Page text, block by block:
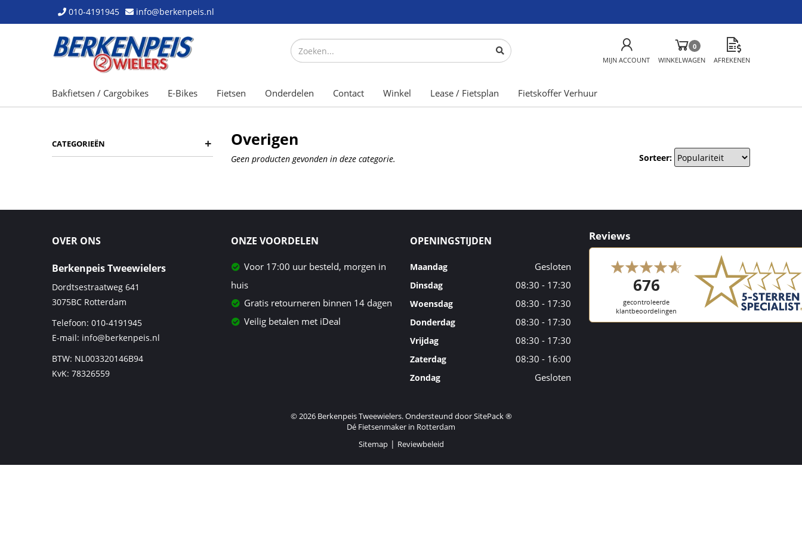
010-4191945 info@berkenpeis.nl
MIJN ACCOUNT
0
WINKELWAGEN
AFREKENEN
Bakfietsen / Cargobikes E-Bikes Fietsen Onderdelen Contact Winkel Lease / Fietsplan Fietskoffer Verhuur
CATEGORIEËN + Overigen
Geen producten gevonden in deze categorie. Sorteer:
OVER ONS
Berkenpeis Tweewielers
Dordtsestraatweg 641
3075BC Rotterdam
Telefoon: 010-4191945
E-mail: info@berkenpeis.nl
BTW: NL003320146B94
KvK: 78326559
ONZE VOORDELEN
Voor 17:00 uur besteld, morgen in
huis
Gratis retourneren binnen 14 dagen
Veilig betalen met iDeal
OPENINGSTIJDEN
Maandag Gesloten
Dinsdag 08:30 - 17:30
Woensdag 08:30 - 17:30
Donderdag 08:30 - 17:30
Vrijdag 08:30 - 17:30
Zaterdag 08:30 - 16:00
Zondag Gesloten
Reviews
© 2026 Berkenpeis Tweewielers. Ondersteund doorSitePack ®
Dé Fietsenmaker in Rotterdam
Sitemap
Reviewbeleid